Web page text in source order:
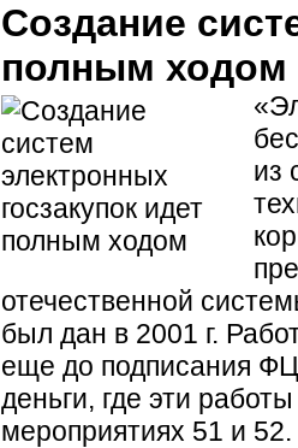
Создание
полным ходом
из
отечественной
был дан в 2001 г.
еще до подписания
деньги, где эти
мероприятиях 51 и 52.